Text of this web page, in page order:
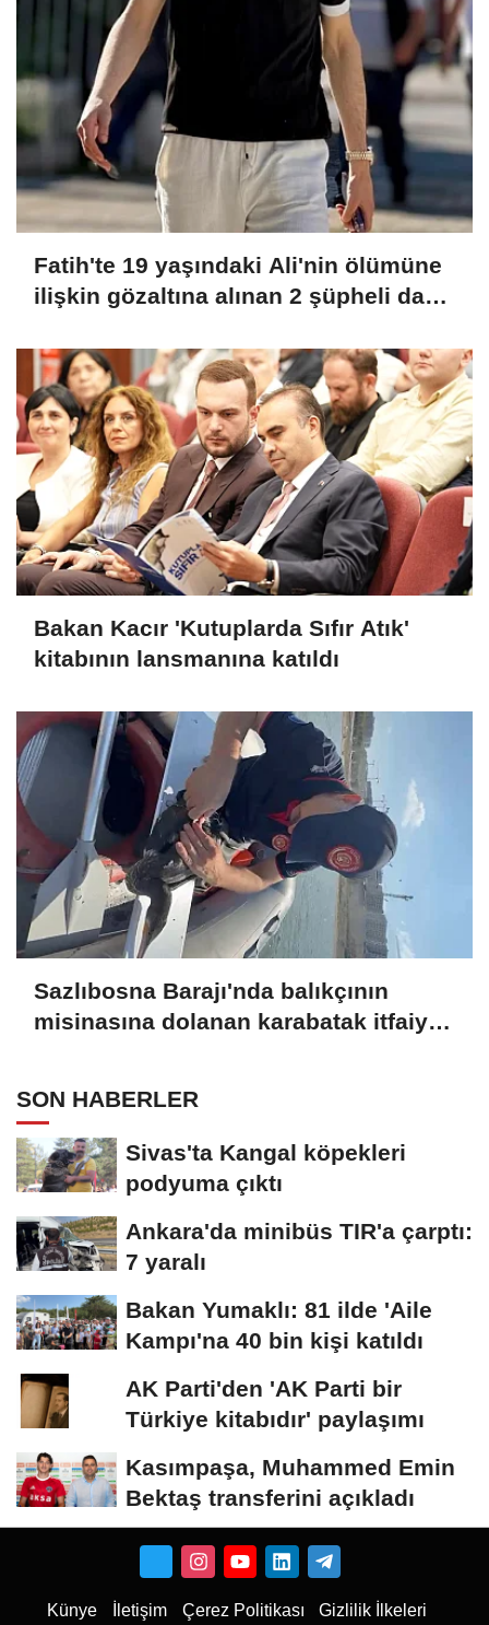
Fatih'te 19 yaşındaki Ali'nin ölümüne
ilişkin gözaltına alınan 2 şüpheli daha
Bakan Kacır 'Kutuplarda Sıfır Atık'
kitabının lansmanına katıldı
Sazlıbosna Barajı'nda balıkçının
misinasına dolanan karabatak itfaiye
SON HABERLER
Sivas'ta Kangal köpekleri
podyuma çıktı
Ankara'da minibüs TIR'a çarptı:
7 yaralı
Bakan Yumaklı: 81 ilde 'Aile
Kampı'na 40 bin kişi katıldı
AK Parti'den 'AK Parti bir
Türkiye kitabıdır' paylaşımı
Kasımpaşa, Muhammed Emin
Bektaş transferini açıkladı
Künye İletişim Çerez Politikası Gizlilik İlkeleri